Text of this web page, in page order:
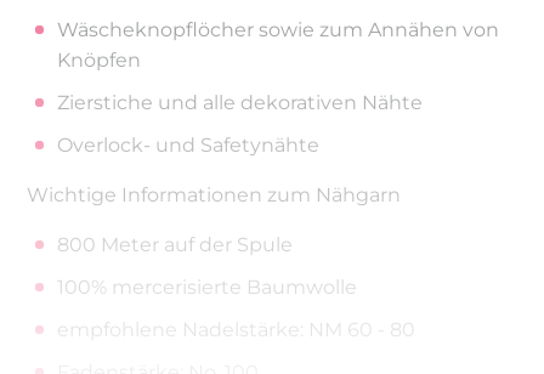
Wäscheknopflöcher sowie zum Annähen von
Knöpfen
Zierstiche und alle dekorativen Nähte
Overlock- und Safetynähte
Wichtige Informationen zum Nähgarn
800 Meter auf der Spule
100% mercerisierte Baumwolle
empfohlene Nadelstärke: NM 60 - 80